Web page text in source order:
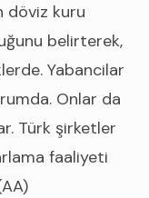
döviz kuru
belirterek,
Yabancilar
Onlar da
Türk şirketler
faaliyeti